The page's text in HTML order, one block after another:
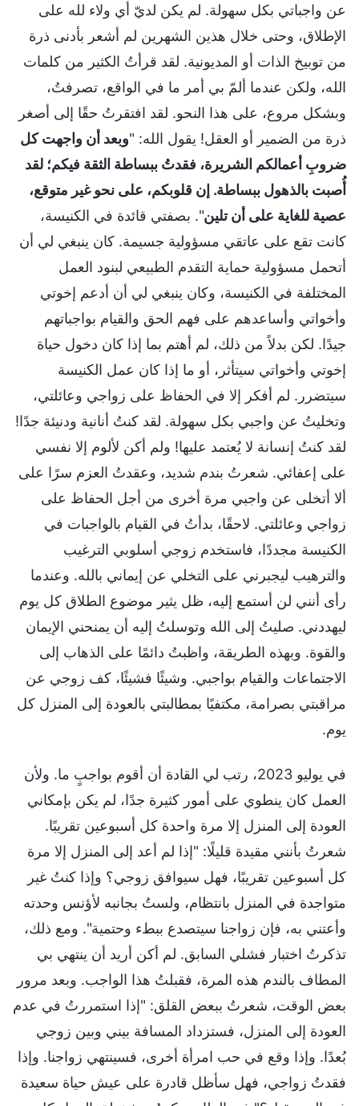
عن واجباتي بكل سهولة. لم يكن لديّ أي ولاء لله على
الإطلاق، وحتى خلال هذين الشهرين لم أشعر بأدنى ذرة
من توبيخ الذات أو المديونية. لقد قرأتُ الكثير من كلمات
الله، ولكن عندما ألمّ بي أمر ما في الواقع، تصرفتُ،
وبشكل مروع، على هذا النحو. لقد افتقرتُ حقًا إلى أصغر
ذرة من الضمير أو العقل! يقول الله: "وبعد أن واجهت كل
ضروبِ أعمالكم الشريرة، فقدتُ ببساطة الثقة فيكم؛ لقد
أُصبت بالذهول ببساطة. إن قلوبكم، على نحو غير متوقع،
عصية للغاية على أن تلين". بصفتي قائدة في الكنيسة،
كانت تقع على عاتقي مسؤولية جسيمة. كان ينبغي لي أن
أتحمل مسؤولية حماية التقدم الطبيعي لبنود العمل
المختلفة في الكنيسة، وكان ينبغي لي أن أدعم إخوتي
وأخواتي وأساعدهم على فهم الحق والقيام بواجباتهم
جيدًا. لكن بدلاً من ذلك، لم أهتم بما إذا كان دخول حياة
إخوتي وأخواتي سيتأثر، أو ما إذا كان عمل الكنيسة
سيتضرر. لم أفكر إلا في الحفاظ على زواجي وعائلتي،
وتخليتُ عن واجبي بكل سهولة. لقد كنتُ أنانية ودنيئة جدًا!
لقد كنتُ إنسانة لا يُعتمد عليها! ولم أكن لألوم إلا نفسي
على إعفائي. شعرتُ بندم شديد، وعقدتُ العزم سرًا على
ألا أتخلى عن واجبي مرة أخرى من أجل الحفاظ على
زواجي وعائلتي. لاحقًا، بدأتُ في القيام بالواجبات في
الكنيسة مجددًا، فاستخدم زوجي أسلوبي الترغيب
والترهيب ليجبرني على التخلي عن إيماني بالله. وعندما
رأى أنني لن أستمع إليه، ظل يثير موضوع الطلاق كل يوم
ليهددني. صليتُ إلى الله وتوسلتُ إليه أن يمنحني الإيمان
والقوة. وبهذه الطريقة، واظبتُ دائمًا على الذهاب إلى
الاجتماعات والقيام بواجبي. وشيئًا فشيئًا، كف زوجي عن
مراقبتي بصرامة، مكتفيًا بمطالبتي بالعودة إلى المنزل كل
يوم.
في يوليو 2023، رتب لي القادة أن أقوم بواجبٍ ما. ولأن
العمل كان ينطوي على أمور كثيرة جدًا، لم يكن بإمكاني
العودة إلى المنزل إلا مرة واحدة كل أسبوعين تقريبًا.
شعرتُ بأنني مقيدة قليلًا: "إذا لم أعد إلى المنزل إلا مرة
كل أسبوعين تقريبًا، فهل سيوافق زوجي؟ وإذا كنتُ غير
متواجدة في المنزل بانتظام، ولستُ بجانبه لأؤنس وحدته
وأعتني به، فإن زواجنا سيتصدع ببطء وحتمية". ومع ذلك،
تذكرتُ اختبار فشلي السابق. لم أكن أريد أن ينتهي بي
المطاف بالندم هذه المرة، فقبلتُ هذا الواجب. وبعد مرور
بعض الوقت، شعرتُ ببعض القلق: "إذا استمررتُ في عدم
العودة إلى المنزل، فستزداد المسافة بيني وبين زوجي
بُعدًا. وإذا وقع في حب امرأة أخرى، فسينتهي زواجنا. وإذا
فقدتُ زواجي، فهل سأظل قادرة على عيش حياة سعيدة